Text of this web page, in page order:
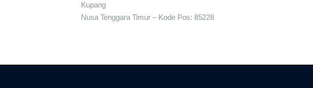
Kupang
Nusa Tenggara Timur – Kode Pos: 85228